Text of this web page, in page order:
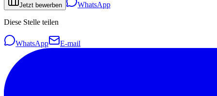
Jetzt bewerben WhatsApp
Diese Stelle teilen
WhatsApp E-mail